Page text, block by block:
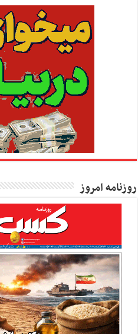
روزنامه امروز